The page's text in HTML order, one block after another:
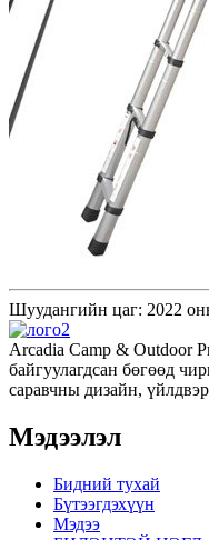
Шуудангийн цаг: 2022
Arcadia Camp & Outdoor
байгуулагдсан бөгөөд
саравчны дизайн,
Мэдээлэл
Бидний тухай
Бүтээгдэхүүн
Мэдээ